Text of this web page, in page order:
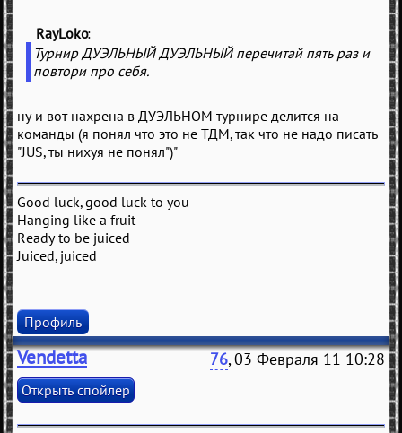
RayLoko
Турнир ДУЭЛЬНЫЙ ДУЭЛЬНЫЙ перечитай пять раз и
повтори про себя.
ну и вот нахрена в ДУЭЛЬНОМ турнире делится на
команды (я понял что это не ТДМ, так что не надо писать
"JUS, ты нихуя не понял")"
Good luck, good luck to you
Hanging like a fruit
Ready to be juiced
Juiced, juiced
Профиль
Vendetta 76, 03 Февраля 11 10:28